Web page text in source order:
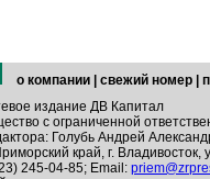
о компании свежий номер
издание ДВ Капитал
с ограниченной
Голубь Андрей
край, г.
245-04-85; Email: